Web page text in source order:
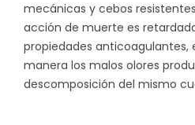
mecánicas y cebos
acción de muerte es
propiedades anticoagulantes,
manera los malos olores
descomposición del mismo